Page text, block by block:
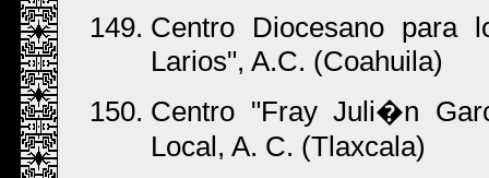
Centro Diocesano para
Larios", A.C. (Coahuila)
Centro "Fray Juli�n
Local, A. C. (Tlaxcala)